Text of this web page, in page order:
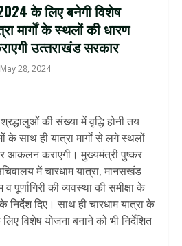
के लिए बनेगी विशेष
मार्गों के स्थलों की धारण
उत्‍तराखंड सरकार
May 28, 2024
की संख्या में वृद्धि होनी तय
के साथ ही यात्रा मार्गों से लगे स्थलों
आकलन कराएगी। मुख्यमंत्री पुष्कर
में चारधाम यात्रा, मानसखंड
पूर्णागिरी की व्यवस्था की समीक्षा के
निर्देश दिए। साथ ही चारधाम यात्रा के
विशेष योजना बनाने को भी निर्देशित